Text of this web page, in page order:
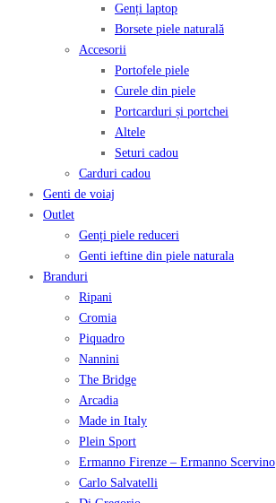
Genți laptop
Borsete piele naturală
Accesorii
Portofele piele
Curele din piele
Portcarduri și portchei
Altele
Seturi cadou
Carduri cadou
Genti de voiaj
Outlet
Genți piele reduceri
Genti ieftine din piele naturala
Branduri
Ripani
Cromia
Piquadro
Nannini
The Bridge
Arcadia
Made in Italy
Plein Sport
Ermanno Firenze – Ermanno Scervino
Carlo Salvatelli